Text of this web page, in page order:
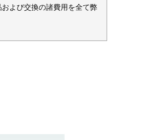
び交換の諸費用を全て弊